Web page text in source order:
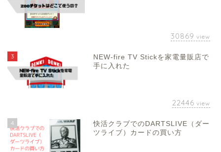
30869 view
3
NEW-fire TV Stickを家電量販店で
手に入れた
22446 view
4
快活クラブでのDARTSLIVE（ダー
ツライブ）カードの買い方